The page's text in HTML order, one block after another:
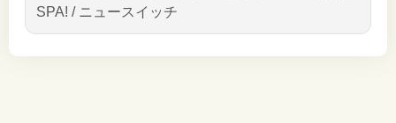
SPA! / ニュースイッチ